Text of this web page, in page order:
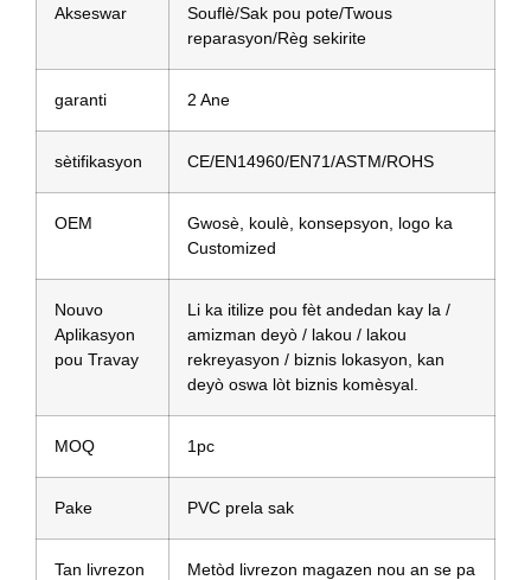
Akseswar
Souflè/Sak pou pote/Twous
reparasyon/Règ sekirite
garanti 2 Ane
sètifikasyon CE/EN14960/EN71/ASTM/ROHS
OEM
Gwosè, koulè, konsepsyon, logo ka
Customized
Nouvo
Aplikasyon
pou Travay
Li ka itilize pou fèt andedan kay la /
amizman deyò / lakou / lakou
rekreyasyon / biznis lokasyon, kan
deyò oswa lòt biznis komèsyal.
MOQ 1pc
Pake PVC prela sak
Tan livrezon
Metòd livrezon magazen nou an se pa